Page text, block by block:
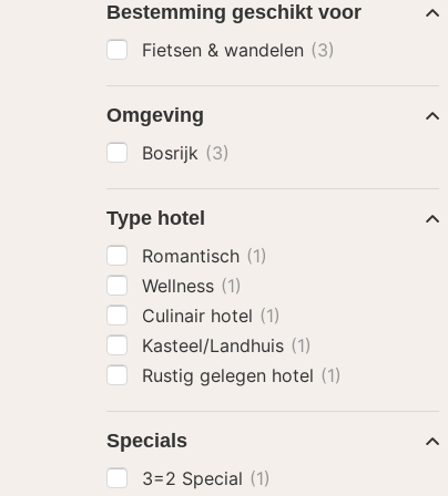
Bestemming geschikt voor
Fietsen & wandelen (3)
Omgeving
Bosrijk (3)
Type hotel
Romantisch (1)
Wellness (1)
Culinair hotel (1)
Kasteel/Landhuis (1)
Rustig gelegen hotel (1)
Specials
3=2 Special (1)